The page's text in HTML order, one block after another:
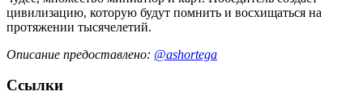
цивилизацию, которую будут помнить и восхищаться на
протяжении тысячелетий.
Описание предоставлено: @ashortega
Ссылки